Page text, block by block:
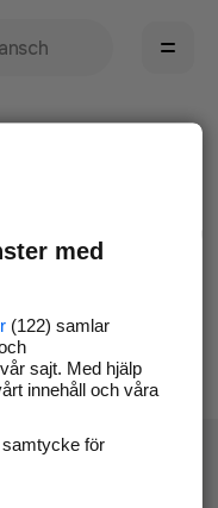
avhjälpa det.
och försök igen
med
(122) samlar
sajt. Med hjälp
innehåll och våra
för